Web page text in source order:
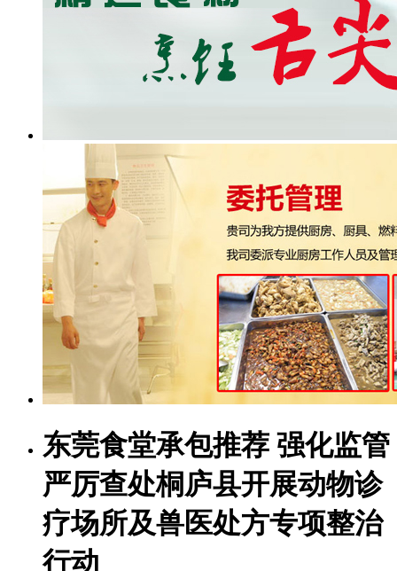
东莞食堂承包推荐 强化监管
严厉查处桐庐县开展动物诊
疗场所及兽医处方专项整治
行动